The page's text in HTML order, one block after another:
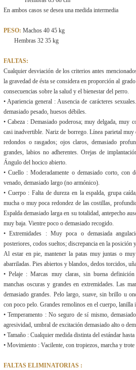
En ambos casos se desea una medida intermedia
PESO: Machos 40 45 kg
Hembras 32 35 kg
FALTAS:
Cualquier desviación de los criterios antes
la gravedad de ésta se considera en proporción al
consecuencias sobre la salud y el bienestar del perro.
• Apariencia general : Ausencia de carácteres
demasiado pesado, huesos débiles.
• Cabeza : Demasiado poderosa; muy delgada, muy
casi inadvertible. Nariz de borrego. Línea parietal
redondos o rasgados; ojos claros, demasiado
grandes, labios no adherentes. Orejas de
Ángulo del hocico abierto.
• Cuello : Moderadamente o demasiado corto, con
venado, demasiado largo (no armónico).
• Cuerpo : Falta de dureza en la espalda, grupa
mucha o muy poca redondez de las costillas,
Espalda demasiado larga en su totalidad, antepecho
muy baja. Vientre poco o demasiado recogido.
• Extremidades : Muy poca o demasiada
posteriores, codos sueltos; discrepancia en la posición
Al estar en pie, mantener la patas muy juntas o muy
abarriladas. Pies abiertos y blandos, dedos torcidos,
• Pelaje : Marcas muy claras, sin buena
manchas oscuras y grandes en extremidades. Las
demasiado grandes. Pelo largo, suave, sin brillo u
con poco pelo. Grandes remolinos en el cuerpo, lanilla
• Temperamento : No seguro de sí mismo,
agresividad, umbral de excitación demasiado alto o
• Tamaño : Cualquier medida distinta del estándar
• Movimiento : Vacilente, con tropiezos, marcha y trote
FALTAS ELIMINATORIAS :